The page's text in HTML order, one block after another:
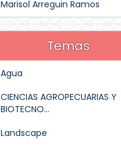
Marisol Arreguin Ramos
Temas
Agua
CIENCIAS AGROPECUARIAS Y
BIOTECNO...
Landscape